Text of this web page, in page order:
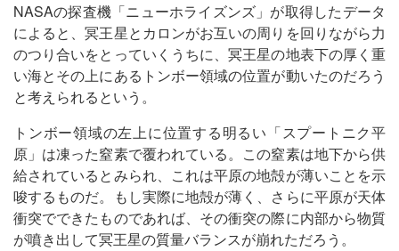
NASAの探査機「ニューホライズンズ」が取得したデータ
によると、冥王星とカロンがお互いの周りを回りながら力
のつり合いをとっていくうちに、冥王星の地表下の厚く重
い海とその上にあるトンボー領域の位置が動いたのだろう
と考えられるという。
トンボー領域の左上に位置する明るい「スプートニク平
原」は凍った窒素で覆われている。この窒素は地下から供
給されているとみられ、これは平原の地殻が薄いことを示
唆するものだ。もし実際に地殻が薄く、さらに平原が天体
衝突でできたものであれば、その衝突の際に内部から物質
が噴き出して冥王星の質量バランスが崩れただろう。